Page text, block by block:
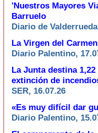
'Nuestros Mayores
Barruelo
Diario de
La Virgen del
Diario Palentino,
La Junta destina
extinción de
SER, 16.07.26
«Es muy difícil dar
Diario Palentino,